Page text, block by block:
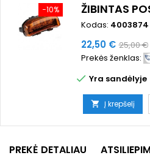
−10% ŽIBINTAS
Kodas: 4003874
Kaina
22,50 € Bazinė
kaina
25,00 €
Prekės ženklas:
 Yra sandėlyje
 Į krepšelį
PREKĖ DETALIAU